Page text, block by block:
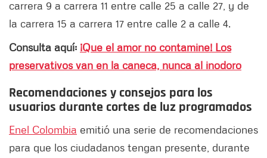
carrera 9 a carrera 11 entre calle 25 a calle 27, y de
la carrera 15 a carrera 17 entre calle 2 a calle 4.
Consulta aquí: ¡Que el amor no contamine! Los
preservativos van en la caneca, nunca al inodoro
Recomendaciones y consejos para los
usuarios durante cortes de luz programados
Enel Colombia emitió una serie de recomendaciones
para que los ciudadanos tengan presente, durante